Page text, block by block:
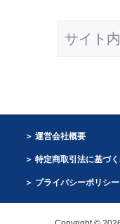
検
索:
運営会社概要
特定商取引法に基づ
プライバシーポリシー